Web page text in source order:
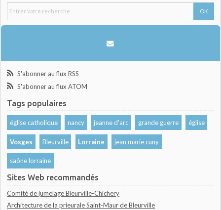
S'abonner au flux RSS
S'abonner au flux ATOM
Tags populaires
église catholique nancy jeanne d'arc grande guerre église
Vosges Bleurville Lorraine jean marie cuny
saône lorraine
Sites Web recommandés
Comité de jumelage Bleurville-Chichery
Architecture de la prieurale Saint-Maur de Bleurville